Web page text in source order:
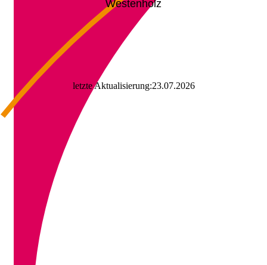
Westenholz
letzte Aktualisierung:23.07.2026